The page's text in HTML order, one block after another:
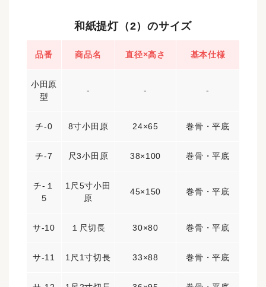
和紙提灯（2）のサイズ
品番 商品名 直径×高さ 基本仕様
小田原
型
- - -
チ-0 8寸小田原 24×65 巻骨・平底
チ-7 尺3小田原 38×100 巻骨・平底
チ-１
５
1尺5寸小田
原
45×150 巻骨・平底
サ-10 １尺切長 30×80 巻骨・平底
サ-11 1尺1寸切長 33×88 巻骨・平底